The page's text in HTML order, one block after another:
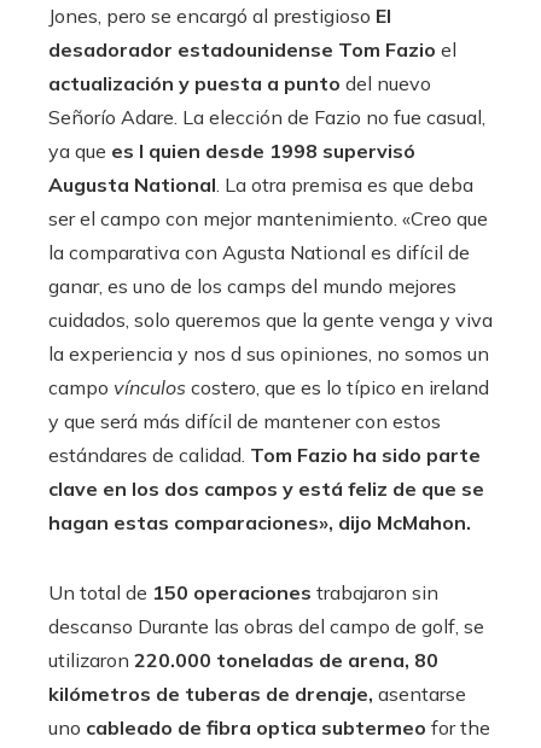
Jones, pero se encargó al prestigioso El
desadorador estadounidense Tom Fazio el
actualización y puesta a punto del nuevo
Señorío Adare. La elección de Fazio no fue casual,
ya que es l quien desde 1998 supervisó
Augusta National. La otra premisa es que deba
ser el campo con mejor mantenimiento. «Creo que
la comparativa con Agusta National es difícil de
ganar, es uno de los camps del mundo mejores
cuidados, solo queremos que la gente venga y viva
la experiencia y nos d sus opiniones, no somos un
campo vínculos costero, que es lo típico en ireland
y que será más difícil de mantener con estos
estándares de calidad. Tom Fazio ha sido parte
clave en los dos campos y está feliz de que se
hagan estas comparaciones», dijo McMahon.
Un total de 150 operaciones trabajaron sin
descanso Durante las obras del campo de golf, se
utilizaron 220.000 toneladas de arena, 80
kilómetros de tuberas de drenaje, asentarse
uno cableado de fibra optica subtermeo for the